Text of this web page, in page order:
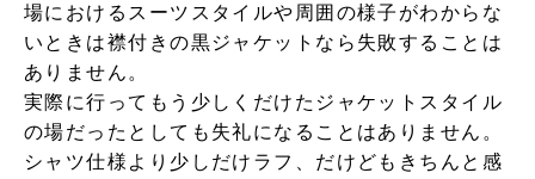
場におけるスーツスタイルや周囲の様子がわからな
いときは襟付きの黒ジャケットなら失敗することは
ありません。
実際に行ってもう少しくだけたジャケットスタイル
の場だったとしても失礼になることはありません。
シャツ仕様より少しだけラフ、だけどもきちんと感